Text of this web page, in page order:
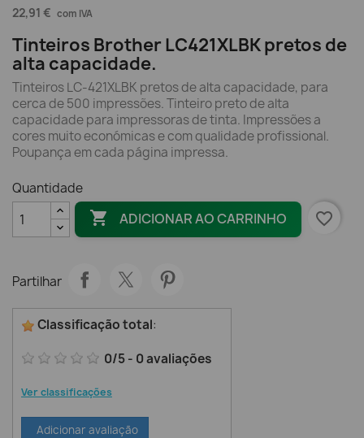
22,91 € com IVA
Tinteiros Brother LC421XLBK pretos de
alta capacidade.
Tinteiros LC-421XLBK pretos de alta capacidade, para
cerca de 500 impressões. Tinteiro preto de alta
capacidade para impressoras de tinta. Impressões a
cores muito económicas e com qualidade profissional.
Poupança em cada página impressa.
Quantidade
 ADICIONAR AO CARRINHO favorite_border
Partilhar
Classificação total:
0/5- 0avaliações
Ver classificações
Adicionar avaliação